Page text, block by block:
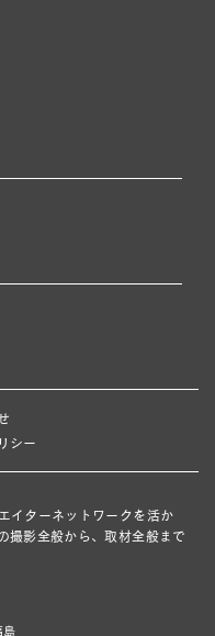
シー
イターネットワークを活か
撮影全般から、取材全般まで
島